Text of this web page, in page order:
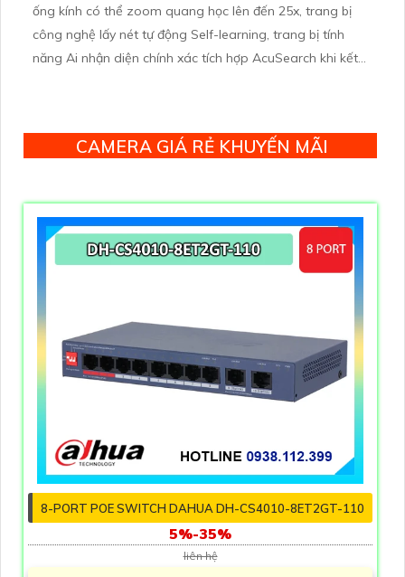
ống kính có thể zoom quang học lên đến 25x, trang bị
công nghệ lấy nét tự động Self-learning, trang bị tính
năng Ai nhận diện chính xác tích hợp AcuSearch khi kết
CAMERA GIÁ RẺ KHUYẾN MÃI
8-PORT POE SWITCH DAHUA DH-CS4010-8ET2GT-110
5%-35%
liên hệ